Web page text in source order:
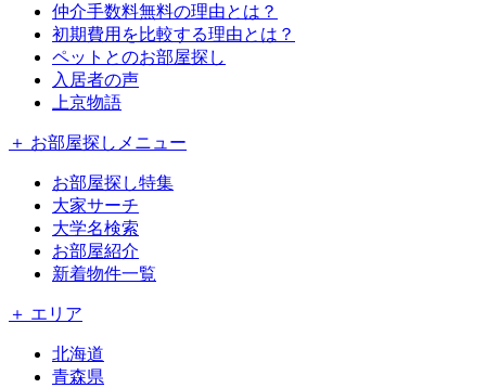
仲介手数料無料の理由とは？
初期費用を比較する理由とは？
ペットとのお部屋探し
入居者の声
上京物語
＋ お部屋探しメニュー
お部屋探し特集
大家サーチ
大学名検索
お部屋紹介
新着物件一覧
＋ エリア
北海道
青森県